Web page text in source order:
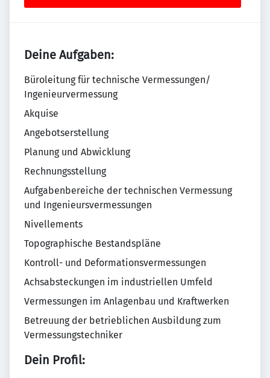
Deine Aufgaben:
Büroleitung für technische Vermessungen/
Ingenieurvermessung
Akquise
Angebotserstellung
Planung und Abwicklung
Rechnungsstellung
Aufgabenbereiche der technischen Vermessung
und Ingenieursvermessungen
Nivellements
Topographische Bestandspläne
Kontroll- und Deformationsvermessungen
Achsabsteckungen im industriellen Umfeld
Vermessungen im Anlagenbau und Kraftwerken
Betreuung der betrieblichen Ausbildung zum
Vermessungstechniker
Dein Profil: